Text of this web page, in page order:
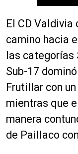
El CD Valdivia
camino hacia
las categorías
Sub-17
Frutillar con
mientras que
manera
de Paillaco